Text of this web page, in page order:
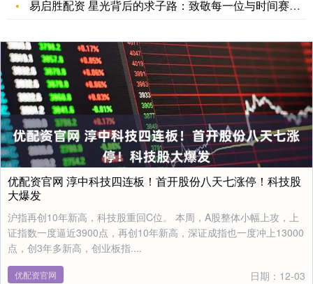
易启胜配资 星光背后的求子路：致敬每一位与时间赛跑的高龄母亲
优配资官网 淳中科技四连板！首开股份八天七涨停！科技股
大爆发
沪指再创10年新高，科技股重回C位。 本周，A股整体小幅上攻，上
证指数一度逼近3900点，再创10年新高，深证成指也一度冲上13000
点，创3年多新高，创业板指....
优配资官网 日期：12-03